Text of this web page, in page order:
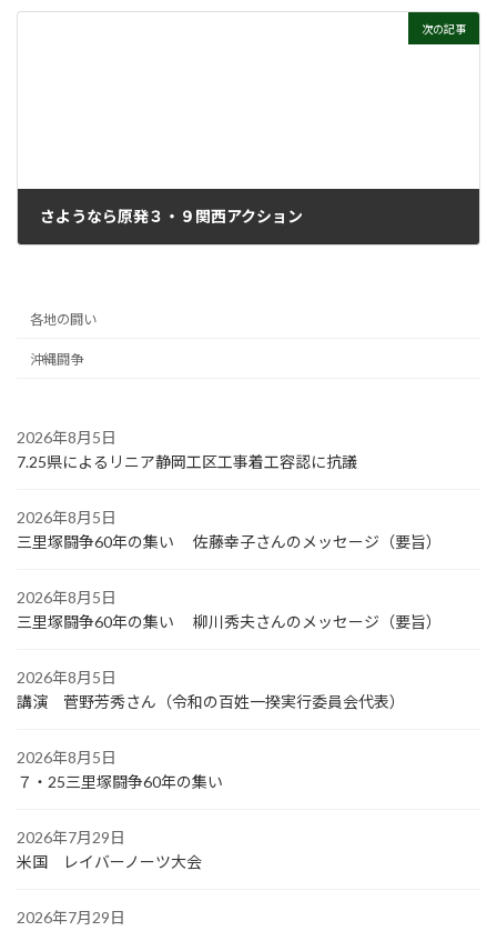
次の記事
さようなら原発３・９関西アクション
各地の闘い
沖縄闘争
2026年8月5日
7.25県によるリニア静岡工区工事着工容認に抗議
2026年8月5日
三里塚闘争60年の集い 佐藤幸子さんのメッセージ（要旨）
2026年8月5日
三里塚闘争60年の集い 柳川秀夫さんのメッセージ（要旨）
2026年8月5日
講演 菅野芳秀さん（令和の百姓一揆実行委員会代表）
2026年8月5日
７・25三里塚闘争60年の集い
2026年7月29日
米国 レイバーノーツ大会
2026年7月29日